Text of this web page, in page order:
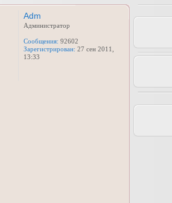
Adm
Администратор
Сообщения: 92602
Зарегистрирован: 27 сен 2011,
13:33